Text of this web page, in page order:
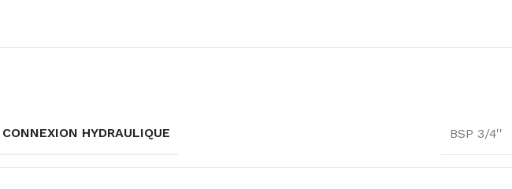
CONNEXION HYDRAULIQUE BSP 3/4''